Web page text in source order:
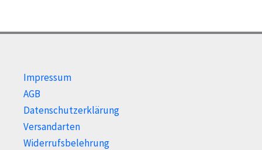
Impressum
AGB
Datenschutzerklärung
Versandarten
Widerrufsbelehrung